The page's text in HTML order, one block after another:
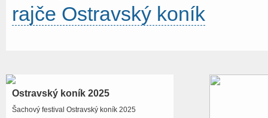
rajče Ostravský koník
Ostravský koník 2025
Šachový festival Ostravský koník 2025